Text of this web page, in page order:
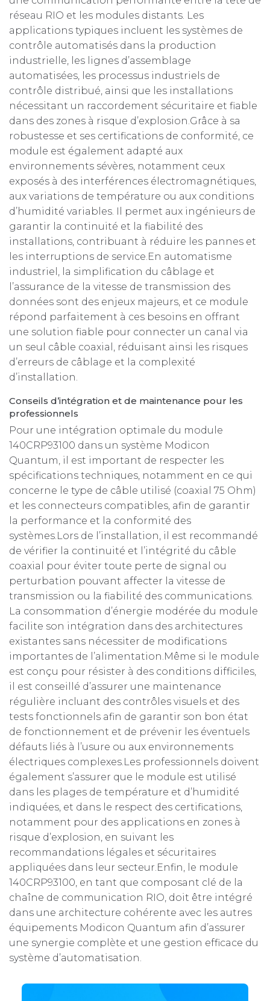
réseau RIO et les modules distants. Les
applications typiques incluent les systèmes de
contrôle automatisés dans la production
industrielle, les lignes d’assemblage
automatisées, les processus industriels de
contrôle distribué, ainsi que les installations
nécessitant un raccordement sécuritaire et fiable
dans des zones à risque d’explosion.Grâce à sa
robustesse et ses certifications de conformité, ce
module est également adapté aux
environnements sévères, notamment ceux
exposés à des interférences électromagnétiques,
aux variations de température ou aux conditions
d’humidité variables. Il permet aux ingénieurs de
garantir la continuité et la fiabilité des
installations, contribuant à réduire les pannes et
les interruptions de service.En automatisme
industriel, la simplification du câblage et
l’assurance de la vitesse de transmission des
données sont des enjeux majeurs, et ce module
répond parfaitement à ces besoins en offrant
une solution fiable pour connecter un canal via
un seul câble coaxial, réduisant ainsi les risques
d’erreurs de câblage et la complexité
d’installation.
Conseils d’intégration et de maintenance pour les
professionnels
Pour une intégration optimale du module
140CRP93100 dans un système Modicon
Quantum, il est important de respecter les
spécifications techniques, notamment en ce qui
concerne le type de câble utilisé (coaxial 75 Ohm)
et les connecteurs compatibles, afin de garantir
la performance et la conformité des
systèmes.Lors de l’installation, il est recommandé
de vérifier la continuité et l’intégrité du câble
coaxial pour éviter toute perte de signal ou
perturbation pouvant affecter la vitesse de
transmission ou la fiabilité des communications.
La consommation d’énergie modérée du module
facilite son intégration dans des architectures
existantes sans nécessiter de modifications
importantes de l’alimentation.Même si le module
est conçu pour résister à des conditions difficiles,
il est conseillé d’assurer une maintenance
régulière incluant des contrôles visuels et des
tests fonctionnels afin de garantir son bon état
de fonctionnement et de prévenir les éventuels
défauts liés à l’usure ou aux environnements
électriques complexes.Les professionnels doivent
également s’assurer que le module est utilisé
dans les plages de température et d’humidité
indiquées, et dans le respect des certifications,
notamment pour des applications en zones à
risque d’explosion, en suivant les
recommandations légales et sécuritaires
appliquées dans leur secteur.Enfin, le module
140CRP93100, en tant que composant clé de la
chaîne de communication RIO, doit être intégré
dans une architecture cohérente avec les autres
équipements Modicon Quantum afin d’assurer
une synergie complète et une gestion efficace du
système d’automatisation.